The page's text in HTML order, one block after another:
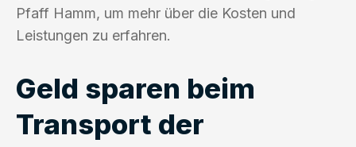
Pfaff Hamm, um mehr über die Kosten und
Leistungen zu erfahren.
Geld sparen beim
Transport der